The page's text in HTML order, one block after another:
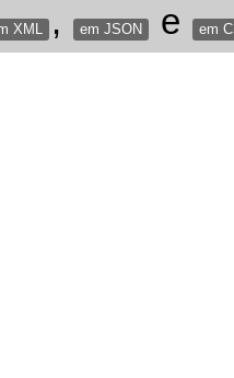
XML , em JSON e em